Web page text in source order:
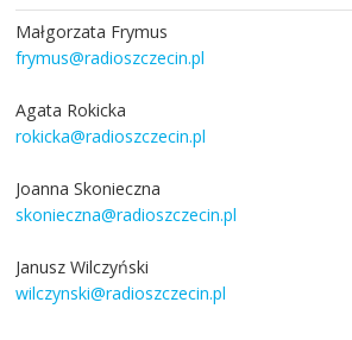
Małgorzata Frymus
frymus@radioszczecin.pl
Agata Rokicka
rokicka@radioszczecin.pl
Joanna Skonieczna
skonieczna@radioszczecin.pl
Janusz Wilczyński
wilczynski@radioszczecin.pl